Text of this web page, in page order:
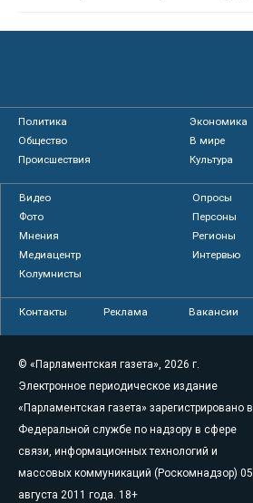
Политика
Экономика
Общество
В мире
Происшествия
Культура
Видео
Опросы
Фото
Персоны
Мнения
Регионы
Медиацентр
Интервью
Колумнисты
Контакты Реклама Вакансии
© «Парламентская газета», 2026 г.
Электронное периодическое издание
«Парламентская газета» зарегистрировано в
Федеральной службе по надзору в сфере
связи, информационных технологий и
массовых коммуникаций (Роскомнадзор) 05
августа 2011 года. 18+